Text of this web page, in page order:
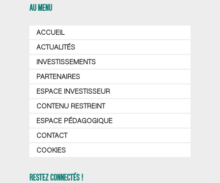
AU MENU
ACCUEIL
ACTUALITÉS
INVESTISSEMENTS
PARTENAIRES
ESPACE INVESTISSEUR
CONTENU RESTREINT
ESPACE PÉDAGOGIQUE
CONTACT
COOKIES
RESTEZ CONNECTÉS !